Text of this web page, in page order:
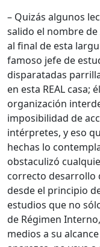
– Quizás algunos
salido el nombre
al final de esta
famoso jefe de
disparatadas
en esta REAL casa;
organización
imposibilidad de
intérpretes, y eso
hechas lo
obstaculizó
correcto desarrollo
desde el principio
estudios que no
de Régimen
medios a su